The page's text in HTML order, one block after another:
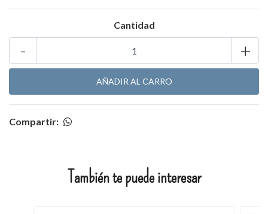
Cantidad
+
-
Compartir:
También te puede interesar